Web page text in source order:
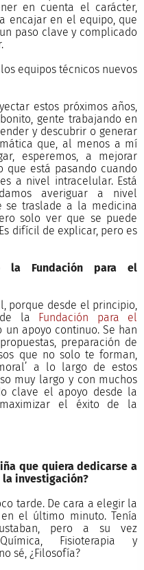
en cuenta el carácter,
encajar en el equipo, que
paso clave y complicado
equipos técnicos nuevos
estos próximos años,
gente trabajando en
y descubrir o generar
que, al menos a mí
esperemos, a mejorar
que está pasando cuando
a nivel intracelular. Está
averiguar a nivel
se traslade a la medicina
solo ver que se puede
difícil de explicar, pero es
la Fundación para el
porque desde el principio,
de la Fundación para el
un apoyo continuo. Se han
preparación de
que no solo te forman,
a lo largo de estos
muy largo y con muchos
clave el apoyo desde la
el éxito de la
que quiera dedicarse a
la investigación?
tarde. De cara a elegir la
el último minuto. Tenía
pero a su vez
Fisioterapia y
sé, ¿Filosofía?